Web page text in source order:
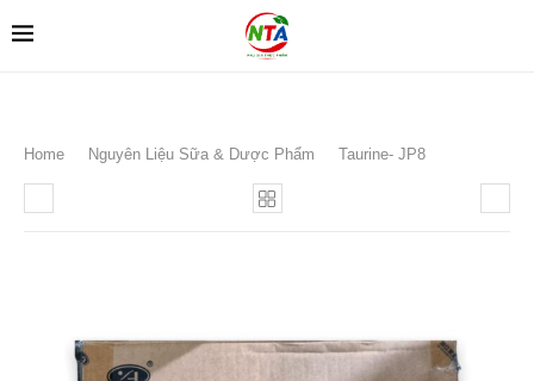
Home Nguyên Liệu Sữa & Dược Phẩm Taurine- JP8